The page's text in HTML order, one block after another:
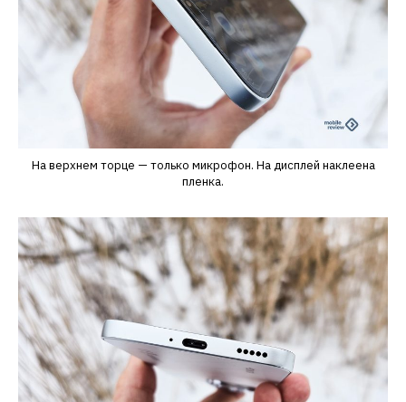
На верхнем торце — только микрофон. На дисплей наклеена
пленка.